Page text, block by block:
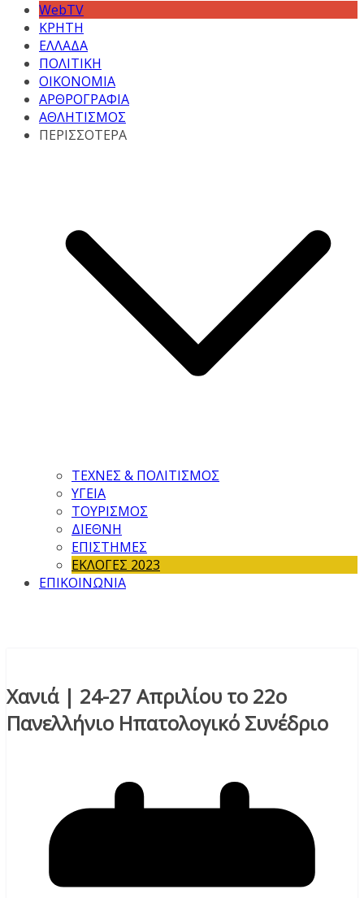
WebTV
ΚΡΗΤΗ
ΕΛΛΑΔΑ
ΠΟΛΙΤΙΚΗ
ΟΙΚΟΝΟΜΙΑ
ΑΡΘΡΟΓΡΑΦΙΑ
ΑΘΛΗΤΙΣΜΟΣ
ΠΕΡΙΣΣΟΤΕΡΑ
ΤΕΧΝΕΣ & ΠΟΛΙΤΙΣΜΟΣ
ΥΓΕΙΑ
ΤΟΥΡΙΣΜΟΣ
ΔΙΕΘΝΗ
ΕΠΙΣΤΗΜΕΣ
ΕΚΛΟΓΕΣ 2023
ΕΠΙΚΟΙΝΩΝΙΑ
Χανιά | 24-27 Απριλίου το 22ο
Πανελλήνιο Ηπατολογικό Συνέδριο